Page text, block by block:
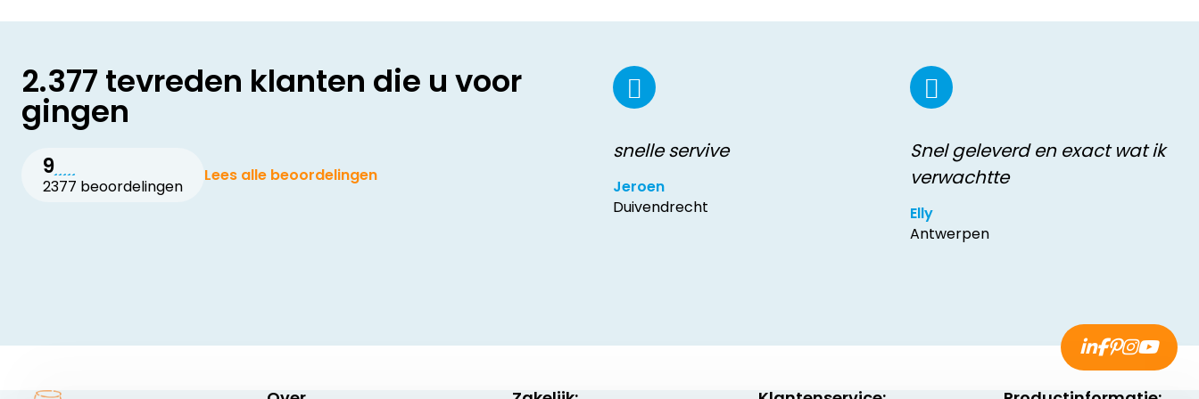
2.377 tevreden klanten die u voor
gingen
9
2377 beoordelingen
Lees alle beoordelingen
snelle servive
Jeroen
Duivendrecht
Snel geleverd en exact wat ik
verwachtte
Elly
Antwerpen